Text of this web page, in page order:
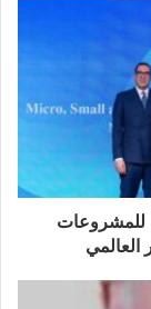
للمشروعات
العالمي